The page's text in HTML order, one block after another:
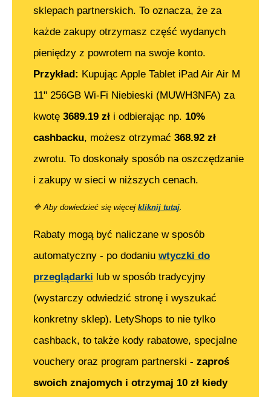
sklepach partnerskich. To oznacza, że za
każde zakupy otrzymasz część wydanych
pieniędzy z powrotem na swoje konto.
Przykład: Kupując Apple Tablet iPad Air Air M
11" 256GB Wi-Fi Niebieski (MUWH3NFA) za
kwotę 3689.19 zł i odbierając np. 10%
cashbacku, możesz otrzymać 368.92 zł
zwrotu. To doskonały sposób na oszczędzanie
i zakupy w sieci w niższych cenach.
🔷 Aby dowiedzieć się więcej kliknij tutaj
Rabaty mogą być naliczane w sposób
automatyczny - po dodaniu wtyczki do
przeglądarki lub w sposób tradycyjny
(wystarczy odwiedzić stronę i wyszukać
konkretny sklep). LetyShops to nie tylko
cashback, to także kody rabatowe, specjalne
vouchery oraz program partnerski - zaproś
swoich znajomych i otrzymaj 10 zł kiedy